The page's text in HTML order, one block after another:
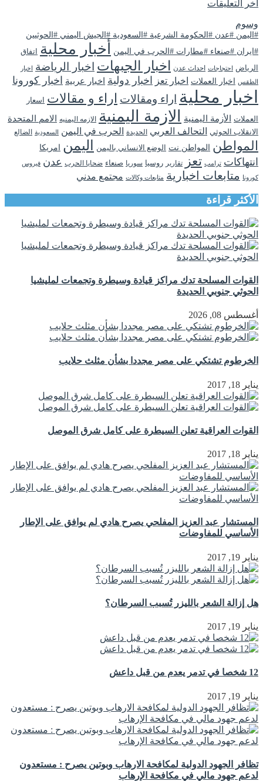
اخر التعليقات
وسوم
#اليمن #عدن #الحكومة الشرعية #السعودية #الجيش اليمني #الحوثيين
#ايران #صنعاء #مطارات #الحرب في اليمن
أخبار محلية
اتفاق
الرياض
احتجاجات احداث عدن اخبار الجبهات اخبار الرياضة اخبار
الطقس
اخبار العملات اخبار تعز اخبار دولية اخبار عربية اخبار كورونا
اخبار محلية اراء ومقالات اراء و مقالات اسعار
العملات الأزمة اليمنية الازمة اليمنية الازمه اليمنيه الامم المتحدة
الانقلاب الحوثي التحالف العربي الحديدة الحرب في اليمن السعودية الضالع
المواطن المواطن نت الوضع الانساني باليمن اليمن امريكا
انتهاكات ترامب تعز تقارير روسيا سوريا صنعاء ضحايا الحرب عدن فيروس
كورونا متابعات اخبارية متابعات وكالات مجتمع مدني
الأكثر قراءة
القوات المسلحة تدك مراكز قيادة وسيطرة وتجمعات لمليشيا
الحوثي جنوبي الحديدة
أغسطس 08, 2026
الخرطوم تشتكي على مصر مجددا بشأن مثلث حلايب
يناير 18, 2017
القوات العراقية تعلن السيطرة على كامل شرق الموصل
يناير 18, 2017
المستشار عبد العزيز المفلحي يصرح هادي لم يوافق على الإطار
الأساسي للمفاوضات
يناير 19, 2017
هل إزالة الشعر بالليزر تُسبب السرطان؟
يناير 19, 2017
12 شخصا في تدمر يعدم من قبل داعش
يناير 19, 2017
تظافر الجهود الدولية لمكافحة الارهاب وبوتين يصرح : مستعدون
لدعم جهود مالي في مكافحة الإرهاب